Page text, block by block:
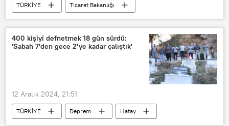
TÜRKİYE
Ticaret Bakanlığı
Kiralık
Satılık
satılık ev
Taşınmaz
Elektronik İlan Doğrulama Sistemi
400 kişiyi defnetmek 18 gün sürdü:
'Sabah 7'den gece 2'ye kadar çalıştık'
12 Aralık 2024, 21:51
TÜRKİYE Deprem
Hatay